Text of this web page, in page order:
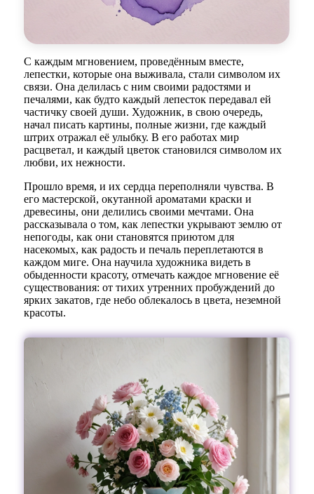
С каждым мгновением, проведённым вместе,
лепестки, которые она выживала, стали символом их
связи. Она делилась с ним своими радостями и
печалями, как будто каждый лепесток передавал ей
частичку своей души. Художник, в свою очередь,
начал писать картины, полные жизни, где каждый
штрих отражал её улыбку. В его работах мир
расцветал, и каждый цветок становился символом их
любви, их нежности.
Прошло время, и их сердца переполняли чувства. В
его мастерской, окутанной ароматами краски и
древесины, они делились своими мечтами. Она
рассказывала о том, как лепестки укрывают землю от
непогоды, как они становятся приютом для
насекомых, как радость и печаль переплетаются в
каждом миге. Она научила художника видеть в
обыденности красоту, отмечать каждое мгновение её
существования: от тихих утренних пробуждений до
ярких закатов, где небо облекалось в цвета, неземной
красоты.